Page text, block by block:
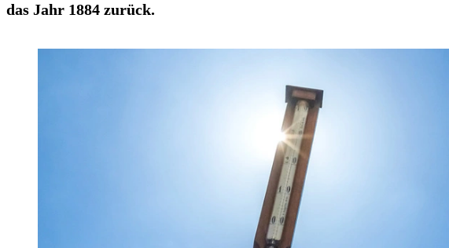
das Jahr 1884 zurück.